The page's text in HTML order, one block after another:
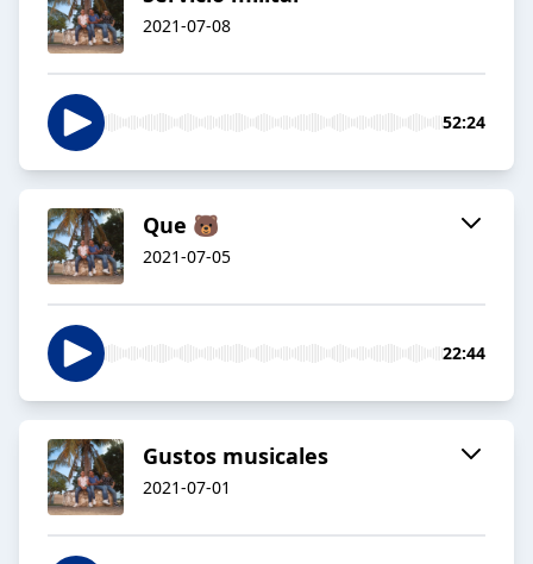
2021-07-08
52:24
Que 🐻
2021-07-05
22:44
Gustos musicales
2021-07-01